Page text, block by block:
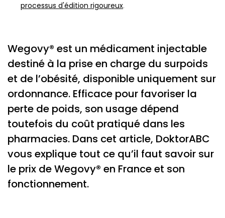
processus d'édition rigoureux.
Wegovy® est un médicament injectable
destiné à la prise en charge du surpoids
et de l’obésité, disponible uniquement sur
ordonnance. Efficace pour favoriser la
perte de poids, son usage dépend
toutefois du coût pratiqué dans les
pharmacies. Dans cet article, DoktorABC
vous explique tout ce qu’il faut savoir sur
le prix de Wegovy® en France et son
fonctionnement.